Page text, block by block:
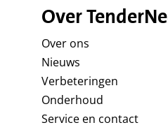
Over
Over ons
Nieuws
Verbeteringen
Onderhoud
Service en contact